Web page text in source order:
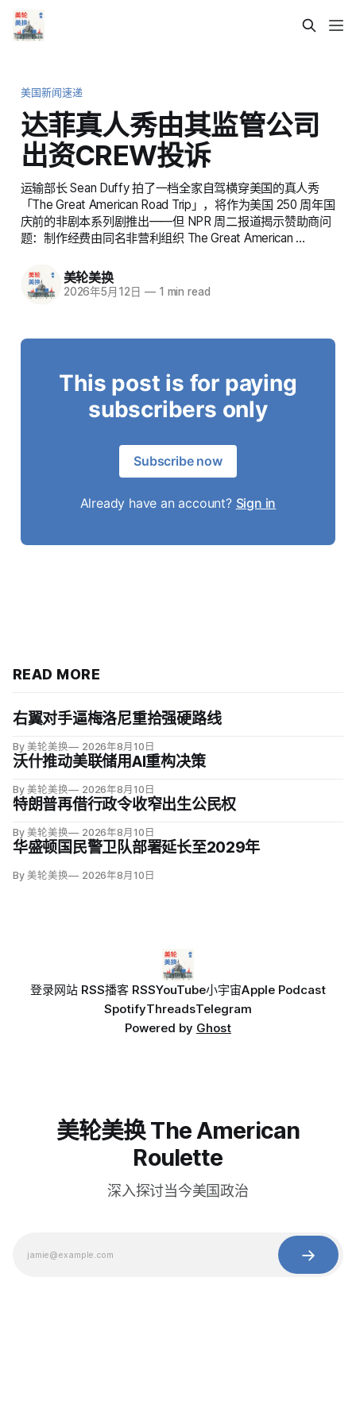
美国新闻速递
达菲真人秀由其监管公司
出资CREW投诉
运输部长 Sean Duffy 拍了一档全家自驾横穿美国的真人秀
「The Great American Road Trip」，将作为美国 250 周年国
庆前的非剧本系列剧推出——但 NPR 周二报道揭示赞助商问
题：制作经费由同名非营利组织 The Great American …
美轮美换
2026年5月12日 —1 min read
This post is for paying
subscribers only
Subscribe now
Already have an account? Sign in
READ MORE
右翼对手逼梅洛尼重拾强硬路线
By 美轮美换 2026年8月10日
沃什推动美联储用AI重构决策
By 美轮美换 2026年8月10日
特朗普再借行政令收窄出生公民权
By 美轮美换 2026年8月10日
华盛顿国民警卫队部署延长至2029年
By 美轮美换 2026年8月10日
登录网站 RSS播客 RSSYouTube小宇宙Apple Podcast
SpotifyThreadsTelegram
Powered by Ghost
美轮美换 The American
Roulette
深入探讨当今美国政治